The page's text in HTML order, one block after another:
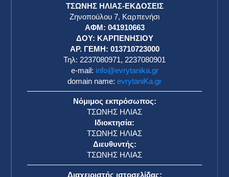
ΤΣΩΝΗΣ ΗΛΙΑΣ-ΕΚΔΟΣΕΙΣ
Ζηνοπούλου 7, Καρπενήσι
ΑΦΜ: 041910663
ΔΟΥ: ΚΑΡΠΕΝΗΣΙΟΥ
ΑΡ. ΓΕΜΗ: 013710723000
Τηλ: 2237080971, 2237080901
e-mail: info@evrytanika.gr
domain name: evrytaniKa.gr
Νόμιμος εκπρόσωπος:
ΤΣΩΝΗΣ ΗΛΙΑΣ
Ιδιοκτησία:
ΤΣΩΝΗΣ ΗΛΙΑΣ
Διευθυντής:
ΤΣΩΝΗΣ ΗΛΙΑΣ
Διαχειριστής ιστοσελίδας: